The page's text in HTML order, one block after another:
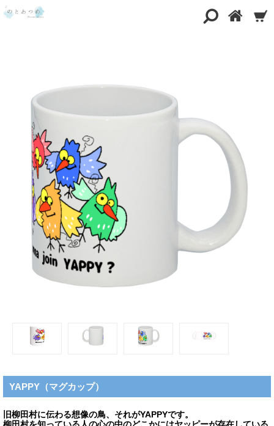
YAPPY（マグカップ）
旧柳田村に伝わる想像の鳥、それがYAPPYです。